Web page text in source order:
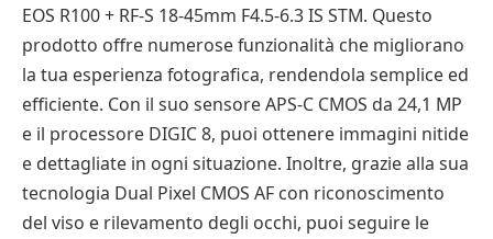
EOS R100 + RF-S 18-45mm F4.5-6.3 IS STM. Questo
prodotto offre numerose funzionalità che migliorano
la tua esperienza fotografica, rendendola semplice ed
efficiente. Con il suo sensore APS-C CMOS da 24,1 MP
e il processore DIGIC 8, puoi ottenere immagini nitide
e dettagliate in ogni situazione. Inoltre, grazie alla sua
tecnologia Dual Pixel CMOS AF con riconoscimento
del viso e rilevamento degli occhi, puoi seguire le